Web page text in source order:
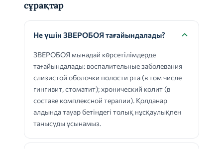
сұрақтар
Не үшін ЗВЕРОБОЯ тағайындалады?
ЗВЕРОБОЯ мынадай көрсетілімдерде
тағайындалады: воспалительные заболевания
слизистой оболочки полости рта (в том числе
гингивит, стоматит); хронический колит (в
составе комплексной терапии). Қолданар
алдында тауар бетіндегі толық нұсқаулықпен
танысуды ұсынамыз.